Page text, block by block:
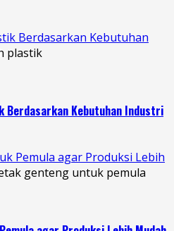
Berdasarkan Kebutuhan
Berdasarkan Kebutuhan Industri
Pemula agar Produksi Lebih